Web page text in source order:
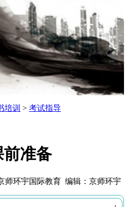
培训 > 考试指导
准备
师环宇国际教育 编辑： 京师环宇